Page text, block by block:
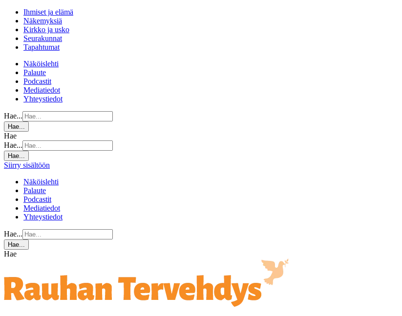
Ihmiset ja elämä
Näkemyksiä
Kirkko ja usko
Seurakunnat
Tapahtumat
Näköislehti
Palaute
Podcastit
Mediatiedot
Yhteystiedot
Hae...
Hae...
Hae
Hae...
Hae...
Siirry sisältöön
Näköislehti
Palaute
Podcastit
Mediatiedot
Yhteystiedot
Hae...
Hae...
Hae